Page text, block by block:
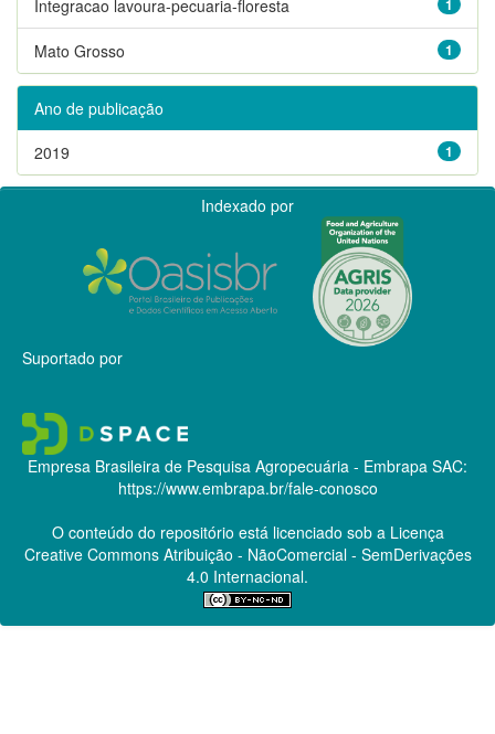
Integracao lavoura-pecuaria-floresta
1
Mato Grosso
Ano de publicação
1
2019
Indexado por
Suportado por
Empresa Brasileira de Pesquisa Agropecuária - Embrapa SAC:
https://www.embrapa.br/fale-conosco
O conteúdo do repositório está licenciado sob a Licença
Creative CommonsAtribuição - NãoComercial - SemDerivações
4.0 Internacional.